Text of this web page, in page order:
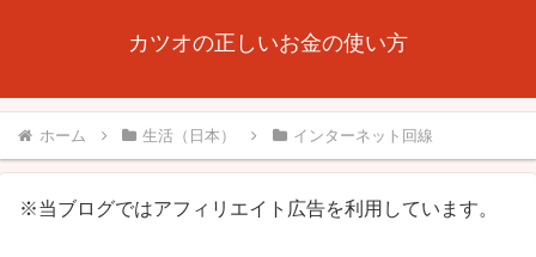
カツオの正しいお金の使い方
ホーム 生活（日本） インターネット回線
※当ブログではアフィリエイト広告を利用しています。